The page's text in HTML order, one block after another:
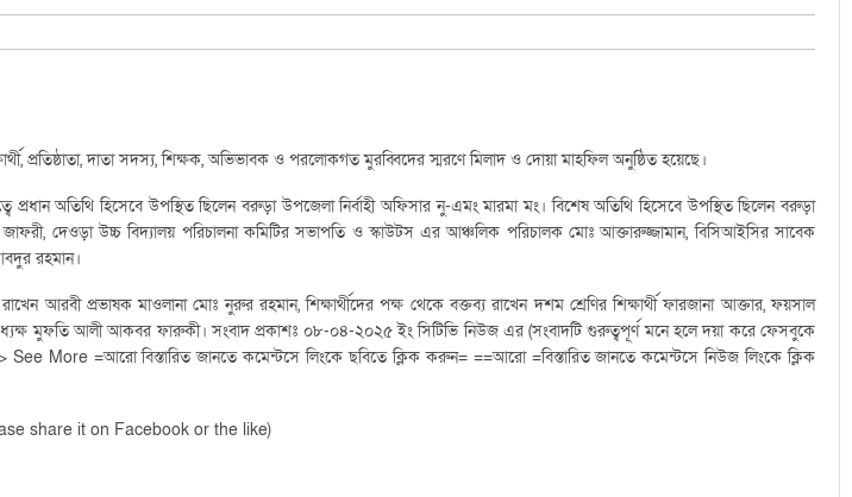
প্রতিষ্ঠাতা, দাতা সদস্য, শিক্ষক, অভিভাবক ও পরলোকগত মুরব্বিদের স্মরণে মিলাদ ও দোয়া মাহফিল অনুষ্ঠিত হয়েছে।
অতিথি হিসেবে উপস্থিত ছিলেন বরুড়া উপজেলা নির্বাহী অফিসার নু-এমং মারমা মং। বিশেষ অতিথি হিসেবে উপস্থিত ছিলেন বরুড়া
জাফরী, দেওড়া উচ্চ বিদ্যালয় পরিচালনা কমিটির সভাপতি ও স্কাউটস এর আঞ্চলিক পরিচালক মোঃ আক্তারুজ্জামান, বিসিআইসির সাবেক
রহমান।
আরবী প্রভাষক মাওলানা মোঃ নুরুর রহমান, শিক্ষার্থীদের পক্ষ থেকে বক্তব্য রাখেন দশম শ্রেণির শিক্ষার্থী ফারজানা আক্তার, ফয়সাল
অধ্যক্ষ মুফতি আলী আকবর ফারুকী। সংবাদ প্রকাশঃ ০৮-০৪-২০২৫ ইং সিটিভি নিউজ এর (সংবাদটি গুরুত্বপূর্ণ মনে হলে দয়া করে ফেসবুকে
=আরো বিস্তারিত জানতে কমেন্টসে লিংকে ছবিতে ক্লিক করুন= ==আরো =বিস্তারিত জানতে কমেন্টসে নিউজ লিংকে ক্লিক
share it on Facebook or the like)